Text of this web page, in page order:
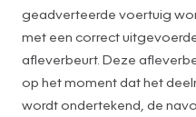
Let Op!! deze auto staat op
Ouderkerk aan den IJssel.
224 2935 BN Ouderkerk
53180775 (Peter Blok)
geadverteerde voertuig
met een correct
afleverbeurt. Deze
op het moment dat het
wordt ondertekend, de